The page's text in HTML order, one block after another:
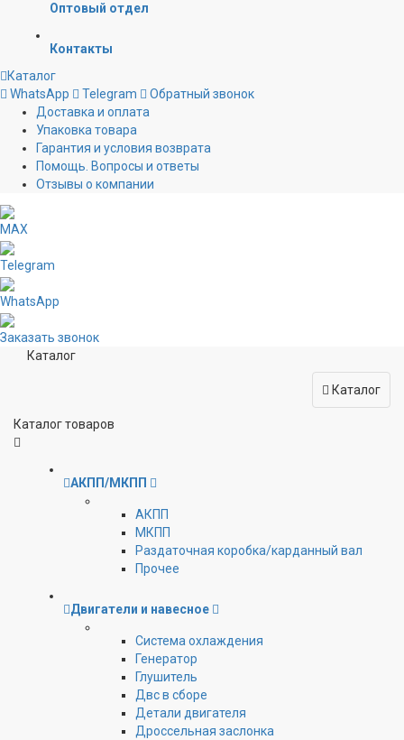
Оптовый отдел
Контакты
Каталог
WhatsApp
Telegram
Обратный звонок
Доставка и оплата
Упаковка товара
Гарантия и условия возврата
Помощь. Вопросы и ответы
Отзывы о компании
MAX
Telegram
WhatsApp
Заказать звонок
Каталог
Каталог
Каталог товаров
АКПП/МКПП
АКПП
МКПП
Раздаточная коробка/карданный вал
Прочее
Двигатели и навесное
Cистема охлаждения
Генератор
Глушитель
Двс в сборе
Детали двигателя
Дроссельная заслонка